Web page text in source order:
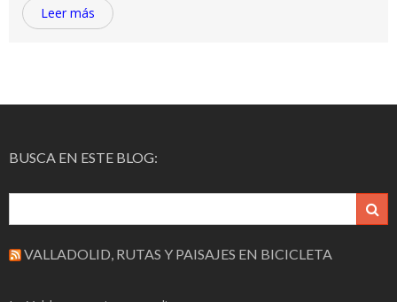
Leer más
BUSCA EN ESTE BLOG:
VALLADOLID, RUTAS Y PAISAJES EN BICICLETA